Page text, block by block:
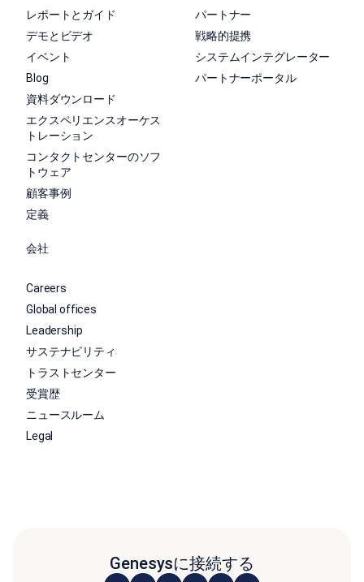
レポートとガイド
デモとビデオ
イベント
Blog
資料ダウンロード
エクスペリエンスオーケス
トレーション
コンタクトセンターのソフ
トウェア
顧客事例
定義
パートナー
戦略的提携
システムインテグレーター
パートナーポータル
会社
Careers
Global offices
Leadership
サステナビリティ
トラストセンター
受賞歴
ニュースルーム
Legal
Genesysに接続する